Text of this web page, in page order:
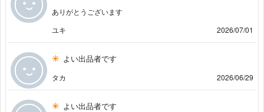
ありがとうございます
ユキ
2026/07/01
よい出品者です
タカ 2026/06/29
よい出品者です